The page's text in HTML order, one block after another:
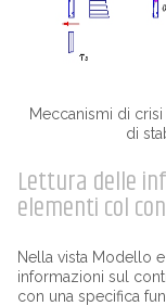
Meccanismi di
di
Lettura delle
elementi col
Nella vista Modello
informazioni sul
con una specifica